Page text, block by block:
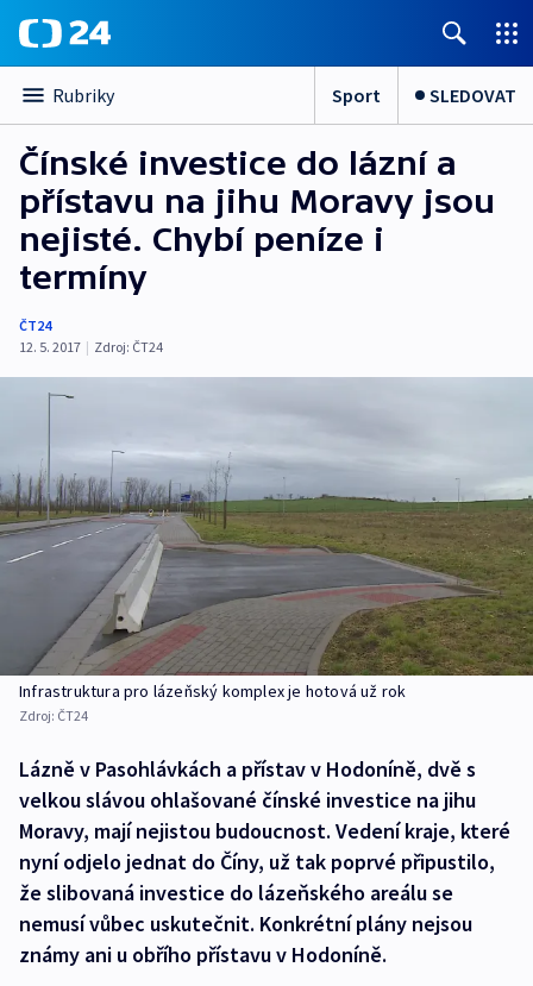
Rubriky Sport SLEDOVAT
Čínské investice do lázní a
přístavu na jihu Moravy jsou
nejisté. Chybí peníze i
termíny
ČT24
12. 5. 2017 | Zdroj: ČT24
Infrastruktura pro lázeňský komplex je hotová už rok
Zdroj: ČT24
Lázně v Pasohlávkách a přístav v Hodoníně, dvě s
velkou slávou ohlašované čínské investice na jihu
Moravy, mají nejistou budoucnost. Vedení kraje, které
nyní odjelo jednat do Číny, už tak poprvé připustilo,
že slibovaná investice do lázeňského areálu se
nemusí vůbec uskutečnit. Konkrétní plány nejsou
známy ani u obřího přístavu v Hodoníně.